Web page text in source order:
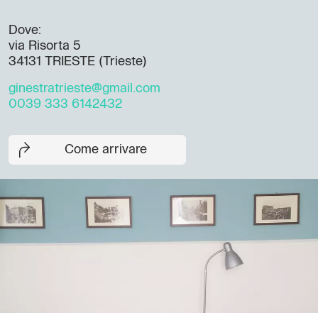
Dove:
via Risorta 5
34131 TRIESTE (Trieste)
ginestratrieste@gmail.com
0039 333 6142432
Come arrivare